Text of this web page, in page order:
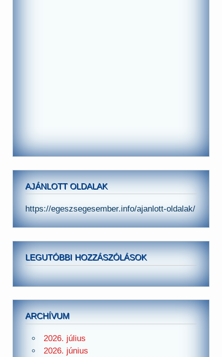
AJÁNLOTT OLDALAK
https://egeszsegesember.info/ajanlott-oldalak/
LEGUTÓBBI HOZZÁSZÓLÁSOK
ARCHÍVUM
2026. július
2026. június